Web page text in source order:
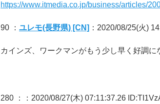
https://www.itmedia.co.jp/business/articles/
90 ： ユレモ(長野県) [CN] ：2020/08/25(火)
カインズ、ワークマンがもう少し早く好調
280 ： ：2020/08/27(木) 07:11:37.26